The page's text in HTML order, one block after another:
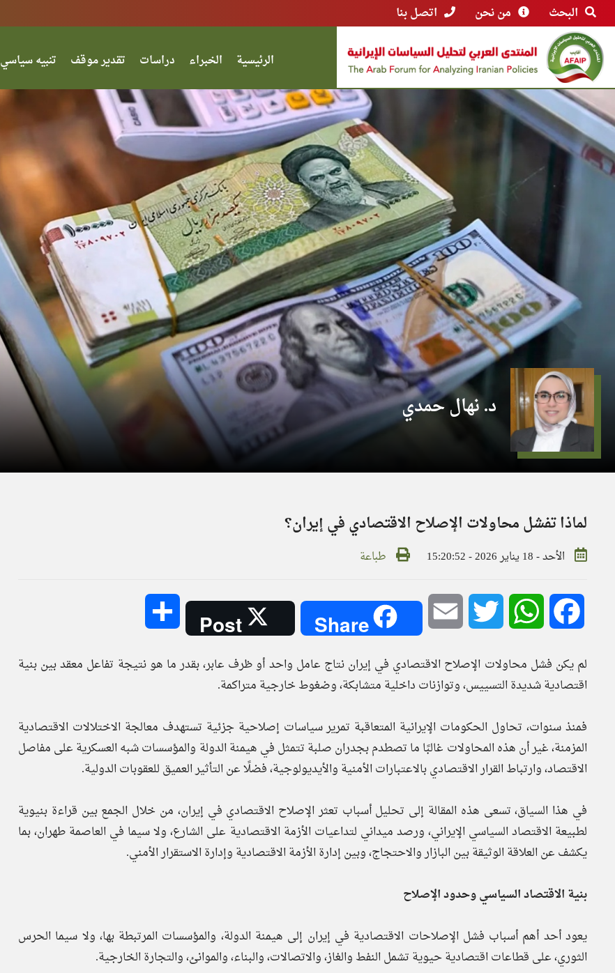
البحث من نحن اتصل بنا
الرئيسية الخبراء دراسات تقدير موقف تنبيه سياسي
د. نهال حمدي
لماذا تفشل محاولات الإصلاح الاقتصادي في إيران؟
الأحد - 18 يناير 2026 - 15:20:52 طباعة
Facebook
WhatsApp
Twitter
Email
Share
Post
لم يكن فشل محاولات الإصلاح الاقتصادي في إيران نتاج عامل واحد أو ظرف عابر، بقدر ما هو نتيجة تفاعل معقد بين بنية
اقتصادية شديدة التسييس، وتوازنات داخلية متشابكة، وضغوط خارجية متراكمة.
فمنذ سنوات، تحاول الحكومات الإيرانية المتعاقبة تمرير سياسات إصلاحية جزئية تستهدف معالجة الاختلالات الاقتصادية
المزمنة، غير أن هذه المحاولات غالبًا ما تصطدم بجدران صلبة تتمثل في هيمنة الدولة والمؤسسات شبه العسكرية على مفاصل
الاقتصاد، وارتباط القرار الاقتصادي بالاعتبارات الأمنية والأيديولوجية، فضلًا عن التأثير العميق للعقوبات الدولية.
في هذا السياق، تسعى هذه المقالة إلى تحليل أسباب تعثر الإصلاح الاقتصادي في إيران، من خلال الجمع بين قراءة بنيوية
لطبيعة الاقتصاد السياسي الإيراني، ورصد ميداني لتداعيات الأزمة الاقتصادية على الشارع، ولا سيما في العاصمة طهران، بما
يكشف عن العلاقة الوثيقة بين البازار والاحتجاج، وبين إدارة الأزمة الاقتصادية وإدارة الاستقرار الأمني.
بنية الاقتصاد السياسي وحدود الإصلاح
يعود أحد أهم أسباب فشل الإصلاحات الاقتصادية في إيران إلى هيمنة الدولة، والمؤسسات المرتبطة بها، ولا سيما الحرس
الثوري، على قطاعات اقتصادية حيوية تشمل النفط والغاز، والاتصالات، والبناء، والموانئ، والتجارة الخارجية.